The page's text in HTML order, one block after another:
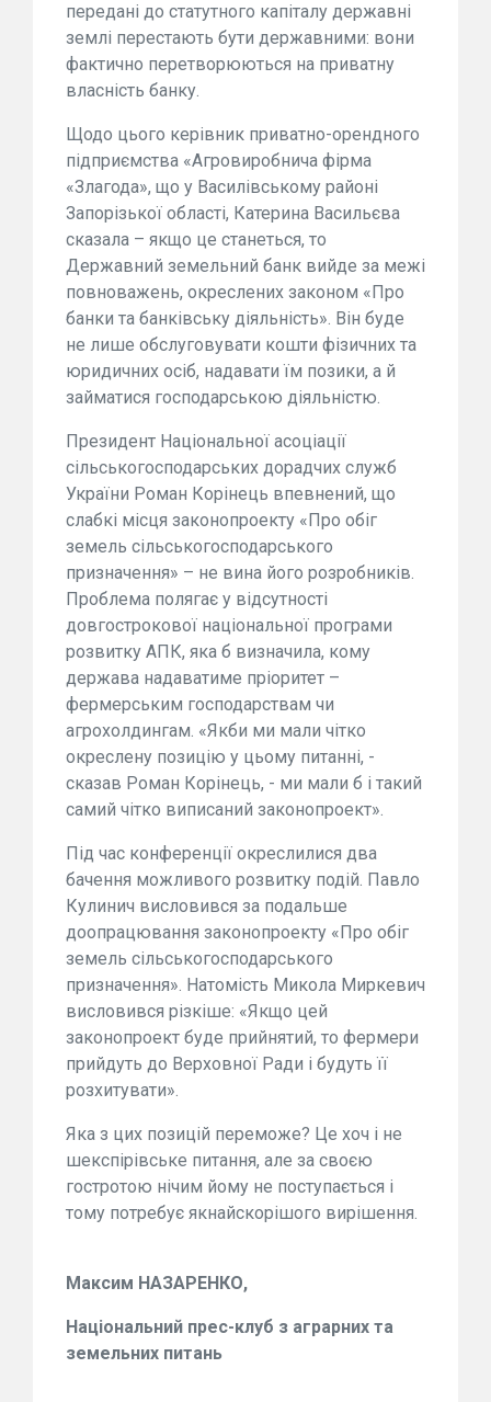
передані до статутного капіталу державні
землі перестають бути державними: вони
фактично перетворюються на приватну
власність банку.
Щодо цього керівник приватно-орендного
підприємства «Агровиробнича фірма
«Злагода», що у Василівському районі
Запорізької області, Катерина Васильєва
сказала – якщо це станеться, то
Державний земельний банк вийде за межі
повноважень, окреслених законом «Про
банки та банківську діяльність». Він буде
не лише обслуговувати кошти фізичних та
юридичних осіб, надавати їм позики, а й
займатися господарською діяльністю.
Президент Національної асоціації
сільськогосподарських дорадчих служб
України Роман Корінець впевнений, що
слабкі місця законопроекту «Про обіг
земель сільськогосподарського
призначення» – не вина його розробників.
Проблема полягає у відсутності
довгострокової національної програми
розвитку АПК, яка б визначила, кому
держава надаватиме пріоритет –
фермерським господарствам чи
агрохолдингам. «Якби ми мали чітко
окреслену позицію у цьому питанні, -
сказав Роман Корінець, - ми мали б і такий
самий чітко виписаний законопроект».
Під час конференції окреслилися два
бачення можливого розвитку подій. Павло
Кулинич висловився за подальше
доопрацювання законопроекту «Про обіг
земель сільськогосподарського
призначення». Натомість Микола Миркевич
висловився різкіше: «Якщо цей
законопроект буде прийнятий, то фермери
прийдуть до Верховної Ради і будуть її
розхитувати».
Яка з цих позицій переможе? Це хоч і не
шекспірівське питання, але за своєю
гостротою нічим йому не поступається і
тому потребує якнайскорішого вирішення.
Максим НАЗАРЕНКО,
Національний прес-клуб з аграрних та
земельних питань